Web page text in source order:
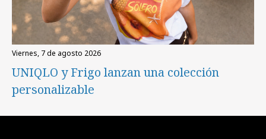
viernes, 7 de agosto 2026
UNIQLO y Frigo lanzan una colección
personalizable